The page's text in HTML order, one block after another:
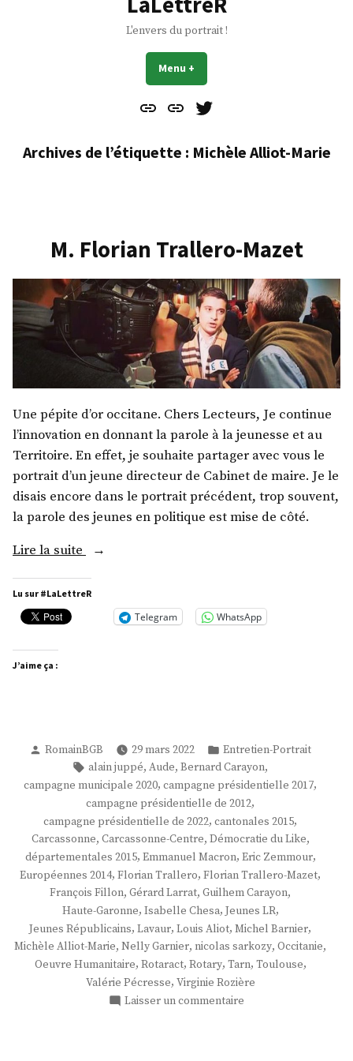
L'envers du portrait !
Menu +
Contact
À
Mes
Archives de l’étiquette : Michèle Alliot-Marie
M. Florian Trallero-Mazet
Une pépite d’or occitane. Chers Lecteurs, Je continue
l’innovation en donnant la parole à la jeunesse et au
Territoire. En effet, je souhaite partager avec vous le
portrait d’un jeune directeur de Cabinet de maire. Je le
disais encore dans le portrait précédent, trop souvent,
la parole des jeunes en politique est mise de côté.
Lire la suite
« M.
Trallero-
Mazet »
Lu sur #LaLettreR
Telegram WhatsApp
J’aime ça :
Publié
RomainBGB 29 mars 2022
Publié
dans
Entretien-Portrait
Étiquettes :
alain juppé, Aude, Bernard Carayon,
campagne municipale 2020, campagne présidentielle 2017,
campagne présidentielle de 2012,
campagne présidentielle de 2022, cantonales 2015,
Carcassonne, Carcassonne-Centre, Démocratie du Like,
départementales 2015, Emmanuel Macron, Eric Zemmour,
Européennes 2014, Florian Trallero, Florian Trallero-Mazet,
François Fillon, Gérard Larrat, Guilhem Carayon,
Haute-Garonne, Isabelle Chesa, Jeunes LR,
Jeunes Républicains, Lavaur, Louis Aliot, Michel Barnier,
Michèle Alliot-Marie, Nelly Garnier, nicolas sarkozy, Occitanie,
Oeuvre Humanitaire, Rotaract, Rotary, Tarn, Toulouse,
Valérie Pécresse, Virginie Rozière
Laisser un commentaire